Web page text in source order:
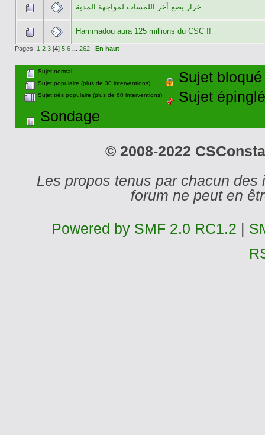
خزار يضع أخر اللمسات لمواجهة المدية
Hammadou aura 125 millions du CSC !!
Pages: 1 2 3[4] 5 6 ... 262 En haut
Sujet normal
Sujet populaire (plus de 30 interventions)
Sujet très populaire (plus de 60 interventions)
Sujet bloqué
Sujet épinglé
Sondage
© 2008-2022
Les propos tenus par chacun
forum ne peut en
Powered by SMF 2.0 RC1.2 |